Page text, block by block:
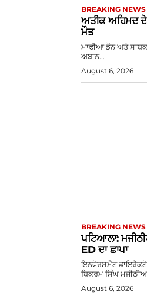
BREAKING NEWS
ਅਤੀਕ ਅਹਿਮਦ ਦੇ
ਮੌਤ
ਮਾਫੀਆ ਡੌਨ ਅਤੇ
ਅਬਾਨ...
August 6, 2026
BREAKING NEWS
ਪਟਿਆਲਾ:
ED ਦਾ ਛਾਪਾ
ਇਨਫੋਰਸਮੈਂਟ
ਬਿਕਰਮ ਸਿੰਘ
August 6, 2026